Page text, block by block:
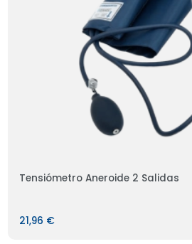
Tensiómetro Aneroide 2 Salidas
21,96 €